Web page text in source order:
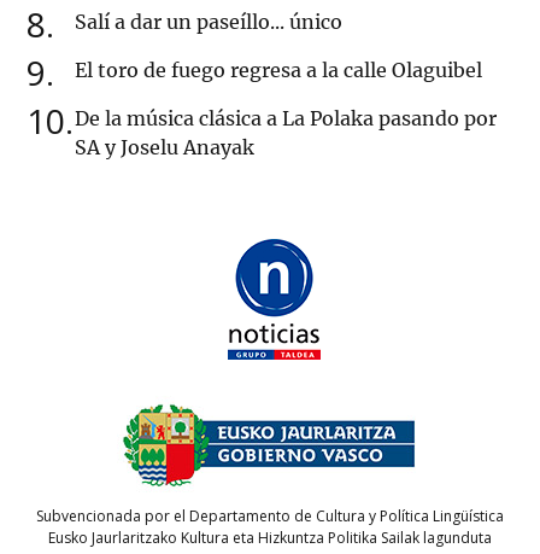
8 Salí a dar un paseíllo... único
9 El toro de fuego regresa a la calle Olaguibel
10 De la música clásica a La Polaka pasando por
SA y Joselu Anayak
Subvencionada por el Departamento de Cultura y Política Lingüística
Eusko Jaurlaritzako Kultura eta Hizkuntza Politika Sailak lagunduta